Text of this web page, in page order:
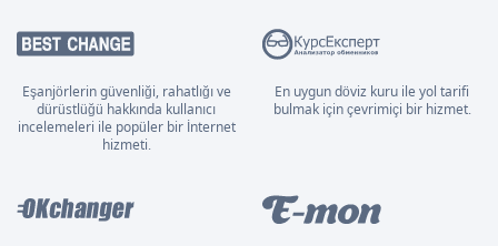
Eşanjörlerin güvenliği, rahatlığı ve
dürüstlüğü hakkında kullanıcı
incelemeleri ile popüler bir İnternet
hizmeti.
En uygun döviz kuru ile yol tarifi
bulmak için çevrimiçi bir hizmet.